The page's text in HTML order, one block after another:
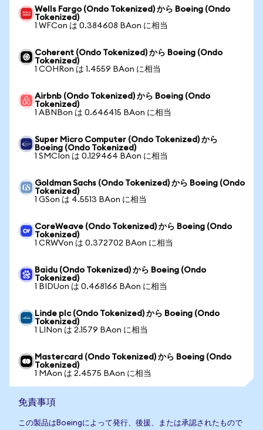
Wells Fargo (Ondo Tokenized) から Boeing (Ondo
Tokenized)
1 WFCon は 0.384608 BAon に相当
Coherent (Ondo Tokenized) から Boeing (Ondo
Tokenized)
1 COHRon は 1.4559 BAon に相当
Airbnb (Ondo Tokenized) から Boeing (Ondo
Tokenized)
1 ABNBon は 0.646415 BAon に相当
Super Micro Computer (Ondo Tokenized) から
Boeing (Ondo Tokenized)
1 SMCIon は 0.129464 BAon に相当
Goldman Sachs (Ondo Tokenized) から Boeing (Ondo
Tokenized)
1 GSon は 4.5513 BAon に相当
CoreWeave (Ondo Tokenized) から Boeing (Ondo
Tokenized)
1 CRWVon は 0.372702 BAon に相当
Baidu (Ondo Tokenized) から Boeing (Ondo
Tokenized)
1 BIDUon は 0.468166 BAon に相当
Linde plc (Ondo Tokenized) から Boeing (Ondo
Tokenized)
1 LINon は 2.1579 BAon に相当
Mastercard (Ondo Tokenized) から Boeing (Ondo
Tokenized)
1 MAon は 2.4575 BAon に相当
免責事項
この製品はBoeingによって発行、後援、または承認されたもので